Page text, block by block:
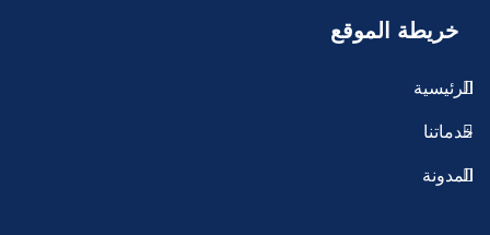
خريطة الموقع
الرئيسية
خدماتنا
المدونة